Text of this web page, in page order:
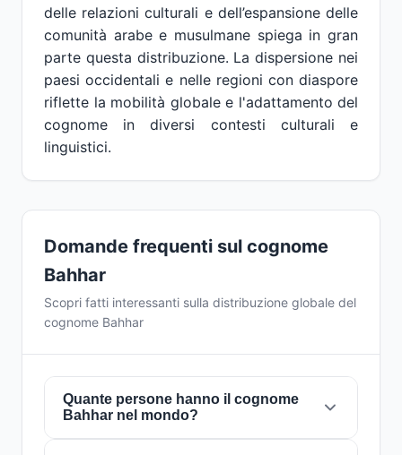
delle relazioni culturali e dell’espansione delle
comunità arabe e musulmane spiega in gran
parte questa distribuzione. La dispersione nei
paesi occidentali e nelle regioni con diaspore
riflette la mobilità globale e l'adattamento del
cognome in diversi contesti culturali e
linguistici.
Domande frequenti sul cognome
Bahhar
Scopri fatti interessanti sulla distribuzione globale del
cognome Bahhar
Quante persone hanno il cognome
Bahhar nel mondo?